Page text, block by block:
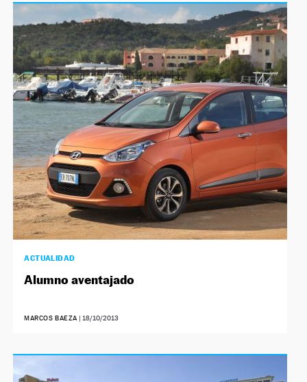
ACTUALIDAD
Alumno aventajado
MARCOS BAEZA |18/10/2013